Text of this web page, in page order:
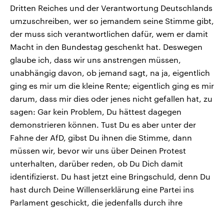
Dritten Reiches und der Verantwortung Deutschlands
umzuschreiben, wer so jemandem seine Stimme gibt,
der muss sich verantwortlichen dafür, wem er damit
Macht in den Bundestag geschenkt hat. Deswegen
glaube ich, dass wir uns anstrengen müssen,
unabhängig davon, ob jemand sagt, na ja, eigentlich
ging es mir um die kleine Rente; eigentlich ging es mir
darum, dass mir dies oder jenes nicht gefallen hat, zu
sagen: Gar kein Problem, Du hättest dagegen
demonstrieren können. Tust Du es aber unter der
Fahne der AfD, gibst Du ihnen die Stimme, dann
müssen wir, bevor wir uns über Deinen Protest
unterhalten, darüber reden, ob Du Dich damit
identifizierst. Du hast jetzt eine Bringschuld, denn Du
hast durch Deine Willenserklärung eine Partei ins
Parlament geschickt, die jedenfalls durch ihre